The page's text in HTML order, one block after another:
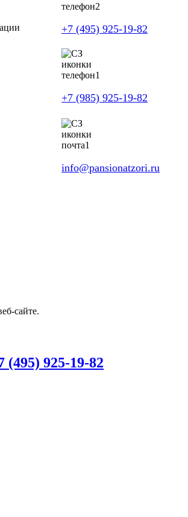
+7 (495) 925-19-82
+7 (985) 925-19-82
info@pansionatzori.ru
сайте.
(495) 925-19-82